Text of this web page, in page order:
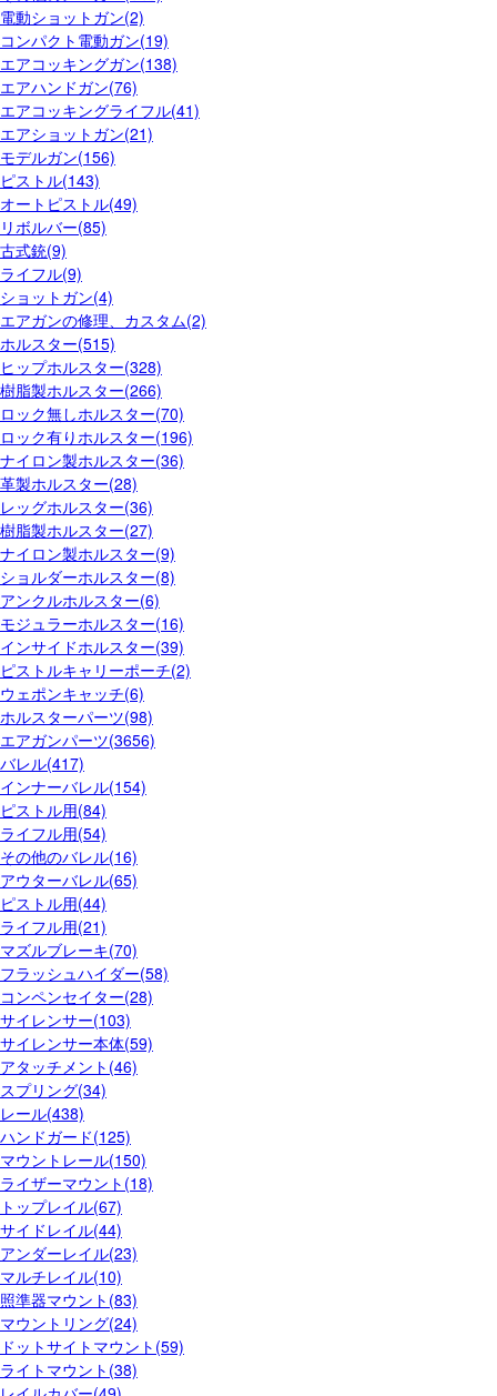
電動ショットガン(2)
コンパクト電動ガン(19)
エアコッキングガン(138)
エアハンドガン(76)
エアコッキングライフル(41)
エアショットガン(21)
モデルガン(156)
ピストル(143)
オートピストル(49)
リボルバー(85)
古式銃(9)
ライフル(9)
ショットガン(4)
エアガンの修理、カスタム(2)
ホルスター(515)
ヒップホルスター(328)
樹脂製ホルスター(266)
ロック無しホルスター(70)
ロック有りホルスター(196)
ナイロン製ホルスター(36)
革製ホルスター(28)
レッグホルスター(36)
樹脂製ホルスター(27)
ナイロン製ホルスター(9)
ショルダーホルスター(8)
アンクルホルスター(6)
モジュラーホルスター(16)
インサイドホルスター(39)
ピストルキャリーポーチ(2)
ウェポンキャッチ(6)
ホルスターパーツ(98)
エアガンパーツ(3656)
バレル(417)
インナーバレル(154)
ピストル用(84)
ライフル用(54)
その他のバレル(16)
アウターバレル(65)
ピストル用(44)
ライフル用(21)
マズルブレーキ(70)
フラッシュハイダー(58)
コンペンセイター(28)
サイレンサー(103)
サイレンサー本体(59)
アタッチメント(46)
スプリング(34)
レール(438)
ハンドガード(125)
マウントレール(150)
ライザーマウント(18)
トップレイル(67)
サイドレイル(44)
アンダーレイル(23)
マルチレイル(10)
照準器マウント(83)
マウントリング(24)
ドットサイトマウント(59)
ライトマウント(38)